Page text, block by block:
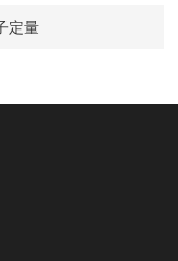
定量